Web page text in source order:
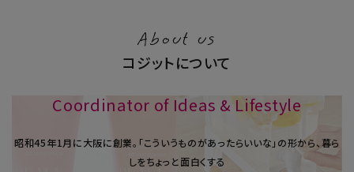
About us
コジットについて
Coordinator of Ideas & Lifestyle
昭和45年1⽉に大阪に創業。「こういうものがあったらいいな」の形から、暮ら
しをちょっと面白くする